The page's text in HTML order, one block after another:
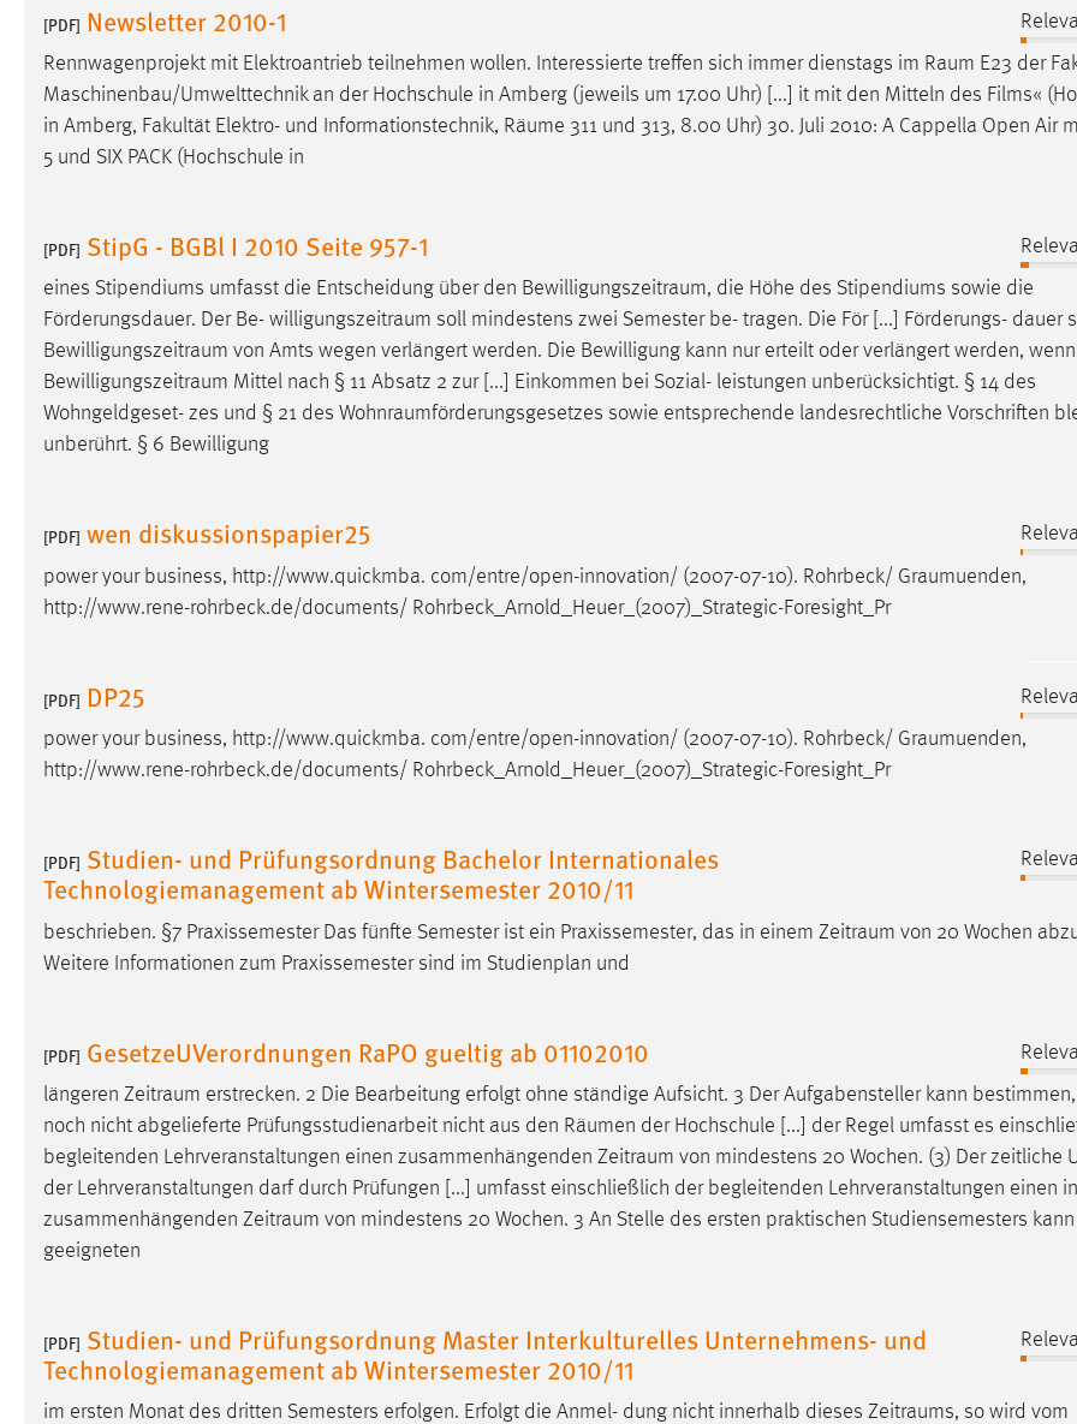
[PDF] Newsletter 2010-1
Rennwagenprojekt mit Elektroantrieb teilnehmen wollen. Interessierte treffen sich immer dienstags im Raum E23 der
Maschinenbau/Umwelttechnik an der Hochschule in Amberg (jeweils um 17.00 Uhr) [...] it mit den Mitteln des Films«
in Amberg, Fakultät Elektro- und Informationstechnik, Räume 311 und 313, 8.00 Uhr) 30. Juli 2010: A Cappella Open Air
5 und SIX PACK (Hochschule in
[PDF] StipG - BGBl I 2010 Seite 957-1
eines Stipendiums umfasst die Entscheidung über den Bewilligungszeitraum, die Höhe des Stipendiums sowie die
Förderungsdauer. Der Be- willigungszeitraum soll mindestens zwei Semester be- tragen. Die För [...] Förderungs- dauer
Bewilligungszeitraum von Amts wegen verlängert werden. Die Bewilligung kann nur erteilt oder verlängert werden,
Bewilligungszeitraum Mittel nach § 11 Absatz 2 zur [...] Einkommen bei Sozial- leistungen unberücksichtigt. § 14 des
Wohngeldgeset- zes und § 21 des Wohnraumförderungsgesetzes sowie entsprechende landesrechtliche Vorschriften
unberührt. § 6 Bewilligung
[PDF] wen diskussionspapier25
power your business, http://www.quickmba. com/entre/open-innovation/ (2007-07-10). Rohrbeck/ Graumuenden,
http://www.rene-rohrbeck.de/documents/ Rohrbeck_Arnold_Heuer_(2007)_Strategic-Foresight_Pr
[PDF] DP25
power your business, http://www.quickmba. com/entre/open-innovation/ (2007-07-10). Rohrbeck/ Graumuenden,
http://www.rene-rohrbeck.de/documents/ Rohrbeck_Arnold_Heuer_(2007)_Strategic-Foresight_Pr
[PDF] Studien- und Prüfungsordnung Bachelor Internationales
Technologiemanagement ab Wintersemester 2010/11
beschrieben. §7 Praxissemester Das fünfte Semester ist ein Praxissemester, das in einem Zeitraum von 20 Wochen
Weitere Informationen zum Praxissemester sind im Studienplan und
[PDF] GesetzeUVerordnungen RaPO gueltig ab 01102010
längeren Zeitraum erstrecken. 2 Die Bearbeitung erfolgt ohne ständige Aufsicht. 3 Der Aufgabensteller kann
noch nicht abgelieferte Prüfungsstudienarbeit nicht aus den Räumen der Hochschule [...] der Regel umfasst es
begleitenden Lehrveranstaltungen einen zusammenhängenden Zeitraum von mindestens 20 Wochen. (3) Der zeitliche
der Lehrveranstaltungen darf durch Prüfungen [...] umfasst einschließlich der begleitenden Lehrveranstaltungen einen
zusammenhängenden Zeitraum von mindestens 20 Wochen. 3 An Stelle des ersten praktischen Studiensemesters
geeigneten
[PDF] Studien- und Prüfungsordnung Master Interkulturelles Unternehmens- und
Technologiemanagement ab Wintersemester 2010/11
im ersten Monat des dritten Semesters erfolgen. Erfolgt die Anmel- dung nicht innerhalb dieses Zeitraums, so wird vom
Anbieter: Facebook
Zweck: Conversion-Tracking
EXTERNE MEDIEN
Um Inhalte von Videoplattformen und Social Media
Plattformen anzeigen zu können, werden von diesen
externen Medien Cookies gesetzt.
YouTube